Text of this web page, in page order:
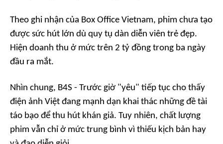
Theo ghi nhận của Box Office Vietnam, phim chưa tạo
được sức hút lớn dù quy tụ dàn diễn viên trẻ đẹp.
Hiện doanh thu ở mức trên 2 tỷ đồng trong ba ngày
đầu ra mắt.
Nhìn chung, B4S - Trước giờ "yêu" tiếp tục cho thấy
điện ảnh Việt đang mạnh dạn khai thác những đề tài
táo bạo để thu hút khán giả. Tuy nhiên, chất lượng
phim vẫn chỉ ở mức trung bình vì thiếu kịch bản hay